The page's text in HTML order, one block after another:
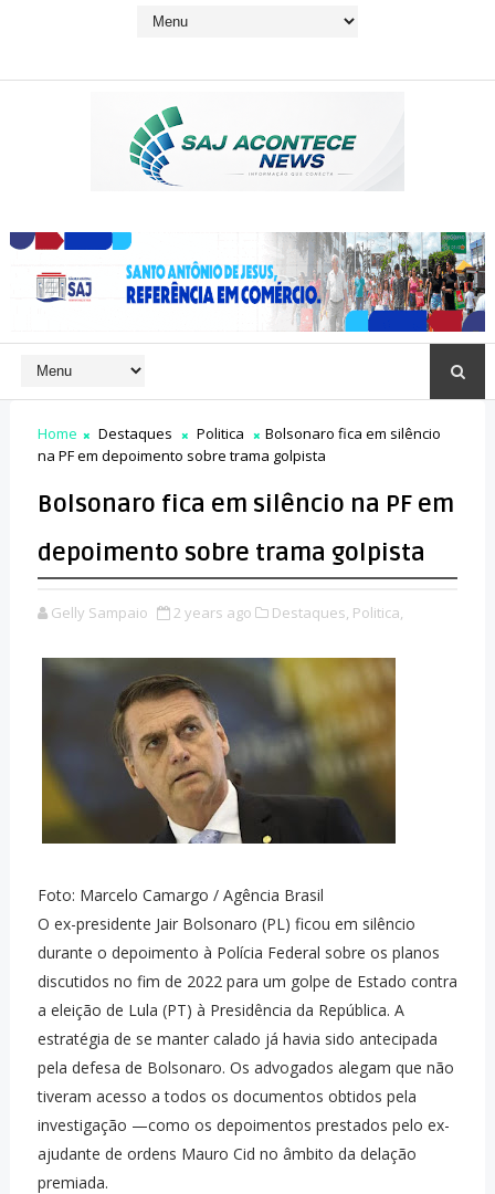
Home Destaques Politica
Bolsonaro fica em silêncio
na PF em depoimento sobre trama golpista
Bolsonaro fica em silêncio na PF em
depoimento sobre trama golpista
Gelly Sampaio 2 years ago Destaques, Politica,
Foto: Marcelo Camargo / Agência Brasil
O ex-presidente Jair Bolsonaro (PL) ficou em silêncio
durante o depoimento à Polícia Federal sobre os planos
discutidos no fim de 2022 para um golpe de Estado contra
a eleição de Lula (PT) à Presidência da República. A
estratégia de se manter calado já havia sido antecipada
pela defesa de Bolsonaro. Os advogados alegam que não
tiveram acesso a todos os documentos obtidos pela
investigação —como os depoimentos prestados pelo ex-
ajudante de ordens Mauro Cid no âmbito da delação
premiada.